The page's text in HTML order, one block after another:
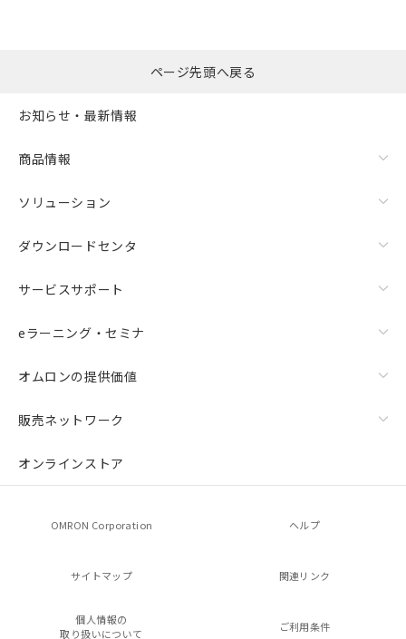
ページ先頭へ戻る
お知らせ・最新情報
商品情報
ソリューション
ダウンロードセンタ
サービスサポート
eラーニング・セミナ
オムロンの提供価値
販売ネットワーク
オンラインストア
OMRON Corporation ヘルプ
サイトマップ 関連リンク
個人情報の
取り扱いについて
ご利用条件